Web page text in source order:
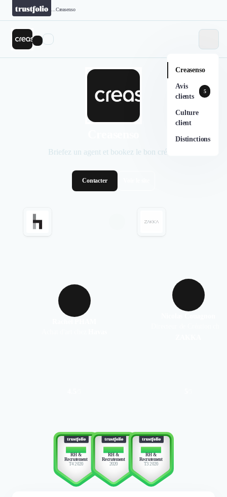
Creasenso
Creasenso
Avis
clients
5
Culture
client
Distinctions
Briefez un agent et bookez le bon créatif.
Contacter
Nous avons sollicité Creasenso
Comme toujours dans
l'urgence. Creasenso
vite et nous a proposé
TOP 10
RH &
Recrutement
T4 2020
TOP 10
RH &
Recrutement
2020
TOP 10
RH &
Recrutement
T3 2020